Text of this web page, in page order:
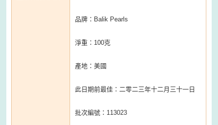
品牌：Balik Pearls
淨重：100克
產地：美國
此日期前最佳：二零二三年十二月三十一日
批次編號：113023